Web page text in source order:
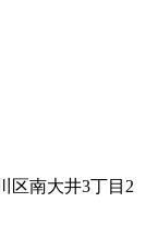
南大井3丁目2